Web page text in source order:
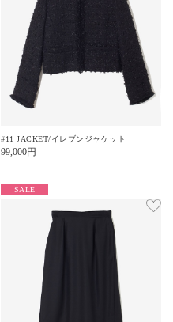
#11 JACKET/イレブンジャケット
99,000円
SALE